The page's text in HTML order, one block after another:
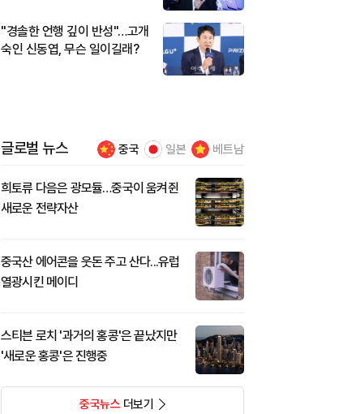
"경솔한 언행 깊이 반성"…고개
숙인 신동엽, 무슨 일이길래?
글로벌 뉴스 중국 일본 베트남
희토류 다음은 광모듈…중국이 움켜쥔
새로운 전략자산
중국산 에어콘을 웃돈 주고 산다...유럽
열광시킨 메이디
스티븐 로치 '과거의 홍콩'은 끝났지만
'새로운 홍콩'은 진행중
중국뉴스더보기